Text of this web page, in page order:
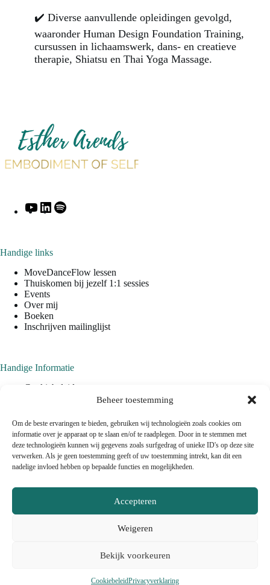
Beheer toestemming
Om de beste ervaringen te bieden, gebruiken wij technologieën zoals cookies om
informatie over je apparaat op te slaan en/of te raadplegen. Door in te stemmen met
deze technologieën kunnen wij gegevens zoals surfgedrag of unieke ID's op deze site
verwerken. Als je geen toestemming geeft of uw toestemming intrekt, kan dit een
nadelige invloed hebben op bepaalde functies en mogelijkheden.
Accepteren
Weigeren
Bekijk voorkeuren
CookiebeleidPrivacyverklaring
✔️ Diverse aanvullende opleidingen gevolgd,
waaronder Human Design Foundation Training,
cursussen in lichaamswerk, dans- en creatieve
therapie, Shiatsu en Thai Yoga Massage.
Handige links
MoveDanceFlow lessen
Thuiskomen bij jezelf 1:1 sessies
Events
Over mij
Boeken
Inschrijven mailinglijst
Handige Informatie
Cookiebeleid
info@estherarends.com